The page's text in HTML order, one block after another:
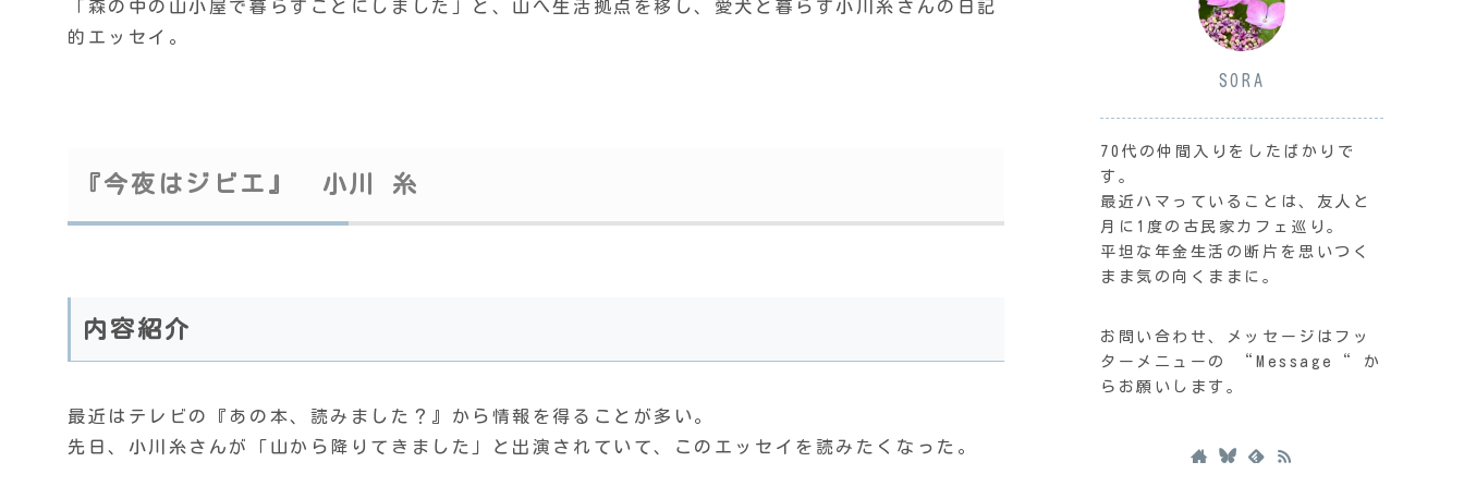
「森の中の山小屋で暮らすことにしました」と、山へ生活拠点を移し、愛犬と暮らす小川糸さんの日記
的エッセイ。
『今夜はジビエ』 小川 糸
内容紹介
最近はテレビの『あの本、読みました？』から情報を得ることが多い。
先日、小川糸さんが「山から降りてきました」と出演されていて、このエッセイを読みたくなった。
SORA
70代の仲間入りをしたばかりで
す。
最近ハマっていることは、友人と
月に1度の古民家カフェ巡り。
平坦な年金生活の断片を思いつく
まま気の向くままに。
お問い合わせ、メッセージはフッ
ターメニューの “Message“ か
らお願いします。